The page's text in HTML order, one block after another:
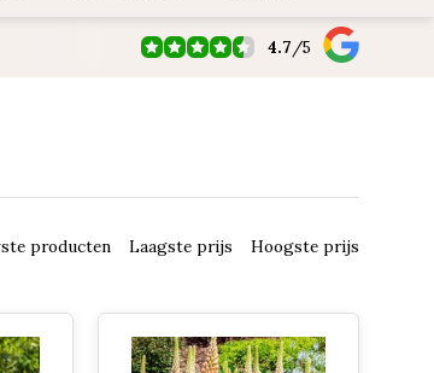
4.7 /5
producten Laagste prijs Hoogste prijs